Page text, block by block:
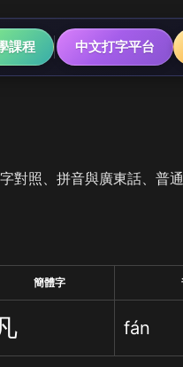
課程 中文打字平台
對照、拼音與廣東話、普
簡體字
fán